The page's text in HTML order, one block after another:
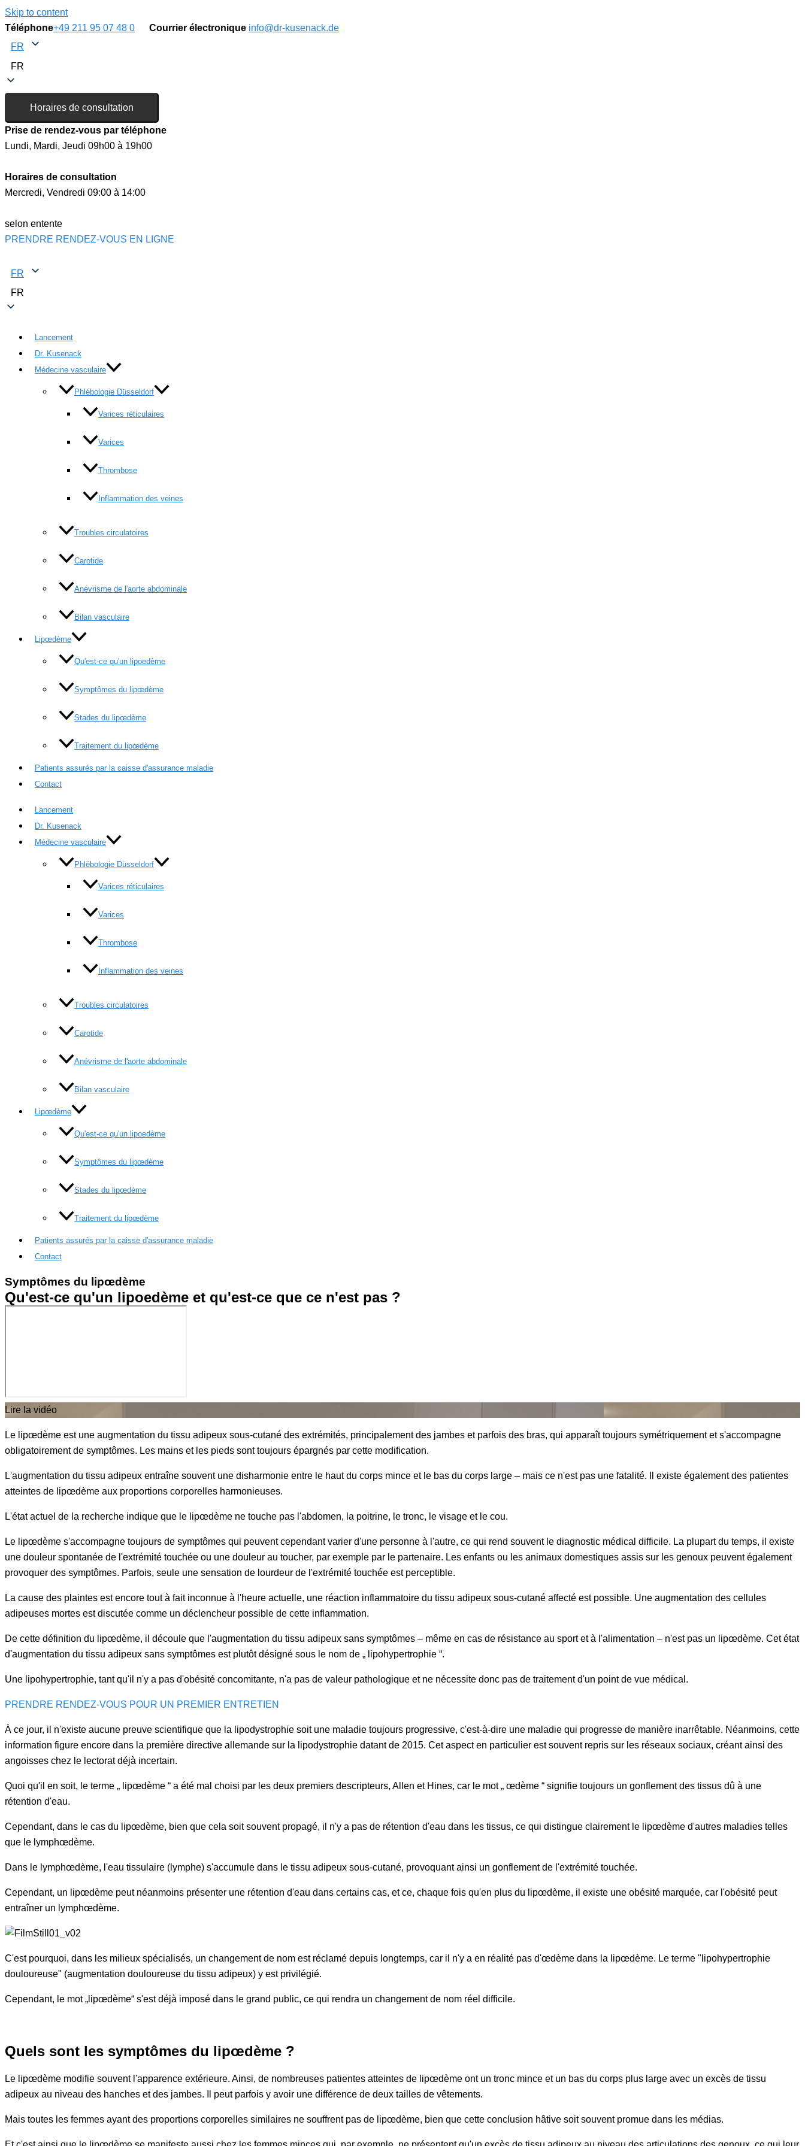
Skip to content
Téléphone+49 211 95 07 48 0 Courrier électronique info@dr-kusenack.de
FR
FR
Horaires de consultation
Prise de rendez-vous par téléphone
Lundi, Mardi, Jeudi 09h00 à 19h00
Horaires de consultation
Mercredi, Vendredi 09:00 à 14:00
selon entente
PRENDRE RENDEZ-VOUS EN LIGNE
FR
FR
Lancement
Dr. Kusenack
Médecine vasculaire
Phlébologie Düsseldorf
Varices réticulaires
Varices
Thrombose
Inflammation des veines
Troubles circulatoires
Carotide
Anévrisme de l'aorte abdominale
Bilan vasculaire
Lipœdème
Qu'est-ce qu'un lipoedème
Symptômes du lipœdème
Stades du lipœdème
Traitement du lipœdème
Patients assurés par la caisse d'assurance maladie
Contact
Lancement
Dr. Kusenack
Médecine vasculaire
Phlébologie Düsseldorf
Varices réticulaires
Varices
Thrombose
Inflammation des veines
Troubles circulatoires
Carotide
Anévrisme de l'aorte abdominale
Bilan vasculaire
Lipœdème
Qu'est-ce qu'un lipoedème
Symptômes du lipœdème
Stades du lipœdème
Traitement du lipœdème
Patients assurés par la caisse d'assurance maladie
Contact
Symptômes du lipœdème
Qu'est-ce qu'un lipoedème et qu'est-ce que ce n'est pas ?
Lire la vidéo
Le lipœdème est une augmentation du tissu adipeux sous-cutané des extrémités, principalement des jambes et parfois des bras, qui apparaît toujours symétriquement et s'accompagne
obligatoirement de symptômes. Les mains et les pieds sont toujours épargnés par cette modification.
L'augmentation du tissu adipeux entraîne souvent une disharmonie entre le haut du corps mince et le bas du corps large – mais ce n'est pas une fatalité. Il existe également des patientes
atteintes de lipœdème aux proportions corporelles harmonieuses.
L'état actuel de la recherche indique que le lipœdème ne touche pas l'abdomen, la poitrine, le tronc, le visage et le cou.
Le lipœdème s'accompagne toujours de symptômes qui peuvent cependant varier d'une personne à l'autre, ce qui rend souvent le diagnostic médical difficile. La plupart du temps, il existe
une douleur spontanée de l'extrémité touchée ou une douleur au toucher, par exemple par le partenaire. Les enfants ou les animaux domestiques assis sur les genoux peuvent également
provoquer des symptômes. Parfois, seule une sensation de lourdeur de l'extrémité touchée est perceptible.
La cause des plaintes est encore tout à fait inconnue à l'heure actuelle, une réaction inflammatoire du tissu adipeux sous-cutané affecté est possible. Une augmentation des cellules
adipeuses mortes est discutée comme un déclencheur possible de cette inflammation.
De cette définition du lipœdème, il découle que l'augmentation du tissu adipeux sans symptômes – même en cas de résistance au sport et à l'alimentation – n'est pas un lipœdème. Cet état
d'augmentation du tissu adipeux sans symptômes est plutôt désigné sous le nom de „ lipohypertrophie “.
Une lipohypertrophie, tant qu'il n'y a pas d'obésité concomitante, n'a pas de valeur pathologique et ne nécessite donc pas de traitement d'un point de vue médical.
PRENDRE RENDEZ-VOUS POUR UN PREMIER ENTRETIEN
À ce jour, il n'existe aucune preuve scientifique que la lipodystrophie soit une maladie toujours progressive, c'est-à-dire une maladie qui progresse de manière inarrêtable. Néanmoins, cette
information figure encore dans la première directive allemande sur la lipodystrophie datant de 2015. Cet aspect en particulier est souvent repris sur les réseaux sociaux, créant ainsi des
angoisses chez le lectorat déjà incertain.
Quoi qu'il en soit, le terme „ lipœdème “ a été mal choisi par les deux premiers descripteurs, Allen et Hines, car le mot „ œdème “ signifie toujours un gonflement des tissus dû à une
rétention d'eau.
Cependant, dans le cas du lipœdème, bien que cela soit souvent propagé, il n'y a pas de rétention d'eau dans les tissus, ce qui distingue clairement le lipœdème d'autres maladies telles
que le lymphœdème.
Dans le lymphœdème, l'eau tissulaire (lymphe) s'accumule dans le tissu adipeux sous-cutané, provoquant ainsi un gonflement de l'extrémité touchée.
Cependant, un lipœdème peut néanmoins présenter une rétention d'eau dans certains cas, et ce, chaque fois qu'en plus du lipœdème, il existe une obésité marquée, car l'obésité peut
entraîner un lymphœdème.
C'est pourquoi, dans les milieux spécialisés, un changement de nom est réclamé depuis longtemps, car il n'y a en réalité pas d'œdème dans la lipœdème. Le terme "lipohypertrophie
douloureuse" (augmentation douloureuse du tissu adipeux) y est privilégié.
Cependant, le mot „lipœdème“ s'est déjà imposé dans le grand public, ce qui rendra un changement de nom réel difficile.
Quels sont les symptômes du lipœdème ?
Le lipœdème modifie souvent l'apparence extérieure. Ainsi, de nombreuses patientes atteintes de lipœdème ont un tronc mince et un bas du corps plus large avec un excès de tissu
adipeux au niveau des hanches et des jambes. Il peut parfois y avoir une différence de deux tailles de vêtements.
Mais toutes les femmes ayant des proportions corporelles similaires ne souffrent pas de lipœdème, bien que cette conclusion hâtive soit souvent promue dans les médias.